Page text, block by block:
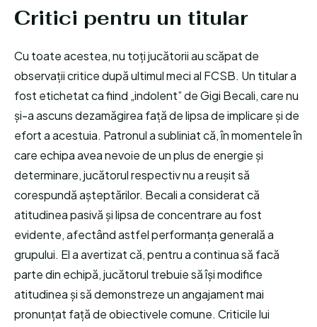
Critici pentru un titular
Cu toate acestea, nu toți jucătorii au scăpat de
observații critice după ultimul meci al FCSB. Un titular a
fost etichetat ca fiind „indolent” de Gigi Becali, care nu
și-a ascuns dezamăgirea față de lipsa de implicare și de
efort a acestuia. Patronul a subliniat că, în momentele în
care echipa avea nevoie de un plus de energie și
determinare, jucătorul respectiv nu a reușit să
corespundă așteptărilor. Becali a considerat că
atitudinea pasivă și lipsa de concentrare au fost
evidente, afectând astfel performanța generală a
grupului. El a avertizat că, pentru a continua să facă
parte din echipă, jucătorul trebuie să își modifice
atitudinea și să demonstreze un angajament mai
pronunțat față de obiectivele comune. Criticile lui